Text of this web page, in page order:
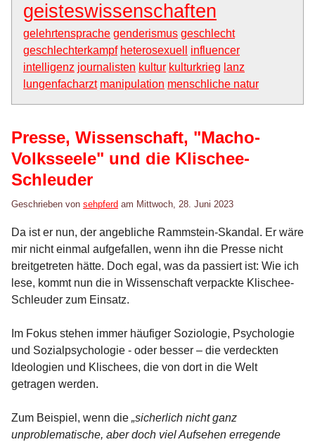
geisteswissenschaften
gelehrtensprache genderismus geschlecht
geschlechterkampf heterosexuell
influencer
intelligenz journalisten kultur kulturkrieg lanz
lungenfacharzt manipulation menschliche natur
Presse, Wissenschaft, "Macho-
Volksseele" und die Klischee-
Schleuder
Geschrieben von sehpferd am Mittwoch, 28. Juni 2023
Da ist er nun, der angebliche Rammstein-Skandal. Er wäre
mir nicht einmal aufgefallen, wenn ihn die Presse nicht
breitgetreten hätte. Doch egal, was da passiert ist: Wie ich
lese, kommt nun die in Wissenschaft verpackte Klischee-
Schleuder zum Einsatz.
Im Fokus stehen immer häufiger Soziologie, Psychologie
und Sozialpsychologie - oder besser – die verdeckten
Ideologien und Klischees, die von dort in die Welt
getragen werden.
Zum Beispiel, wenn die „sicherlich nicht ganz
unproblematische, aber doch viel Aufsehen erregende